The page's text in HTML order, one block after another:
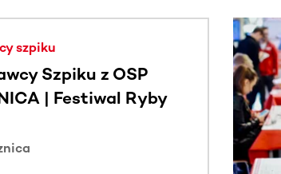
szpiku
Szpiku z OSP
| Festiwal Ryby